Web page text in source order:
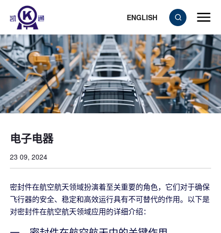
ENGLISH
电子电器
23 09, 2024
密封件在航空航天领域扮演着至关重要的角色，它们对于确保
飞行器的安全、稳定和高效运行具有不可替代的作用。以下是
对密封件在航空航天领域应用的详细介绍：